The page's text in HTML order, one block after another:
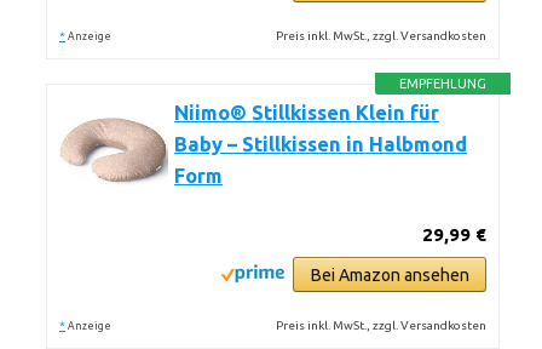
* Anzeige Preis inkl. MwSt., zzgl. Versandkosten
EMPFEHLUNG
Niimo® Stillkissen Klein für
Baby – Stillkissen in Halbmond
Form
29,99 €
Bei Amazon ansehen
* Anzeige Preis inkl. MwSt., zzgl. Versandkosten